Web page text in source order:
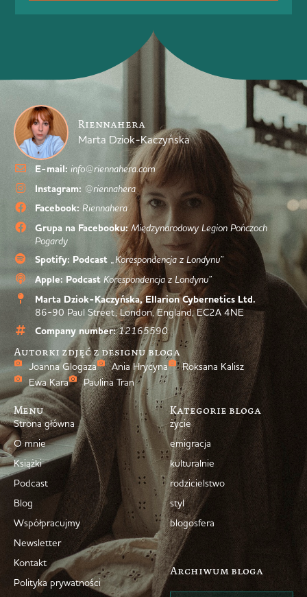
Riennahera
Marta Dziok-Kaczyńska
E-mail: info@riennahera.com
Instagram: @riennahera
Facebook: Riennahera
Grupa na Facebooku: Międzynarodowy Legion Pończoch
Pogardy
Spotify: Podcast „Korespondencja z Londynu”
Apple: Podcast Korespondencja z Londynu”
Marta Dziok-Kaczyńska, Ellarion Cybernetics Ltd.
86-90 Paul Street, London, England, EC2A 4NE
Company number: 12165590
Autorki zdjęć z designu bloga
Joanna Glogaza Ania Hrycyna
Roksana Kalisz
Ewa Kara
Paulina Tran
Menu
Strona główna
O mnie
Książki
Podcast
Blog
Współpracujmy
Newsletter
Kontakt
Polityka prywatności
Kategorie bloga
życie
emigracja
kulturalnie
rodzicielstwo
styl
blogosfera
Archiwum bloga